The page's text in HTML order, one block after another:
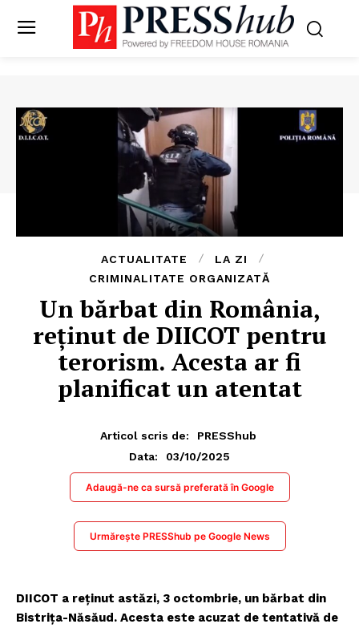
ACTUALITATE
LA ZI
CRIMINALITATE ORGANIZATĂ
Un bărbat din România,
reținut de DIICOT pentru
terorism. Acesta ar fi
planificat un atentat
Articol scris de:
PRESShub
Data:
03/10/2025
Adaugă-ne ca sursă preferată în Google
Urmărește PRESShub pe Google News
DIICOT a reținut astăzi, 3 octombrie, un bărbat din
Bistrița-Năsăud. Acesta este acuzat de tentativă de